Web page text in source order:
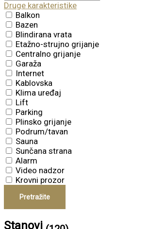
Druge karakteristike
Balkon
Bazen
Blindirana vrata
Etažno-strujno grijanje
Centralno grijanje
Garaža
Internet
Kablovska
Klima uređaj
Lift
Parking
Plinsko grijanje
Podrum/tavan
Sauna
Sunčana strana
Alarm
Video nadzor
Krovni prozor
Pretražite
Stanovi